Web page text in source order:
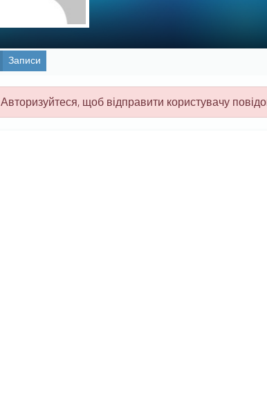
Записи
Авторизуйтеся, щоб відправити користувачу